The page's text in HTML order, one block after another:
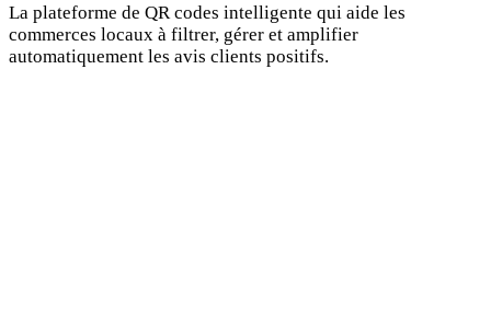
La plateforme de QR codes intelligente qui aide les
commerces locaux à filtrer, gérer et amplifier
automatiquement les avis clients positifs.